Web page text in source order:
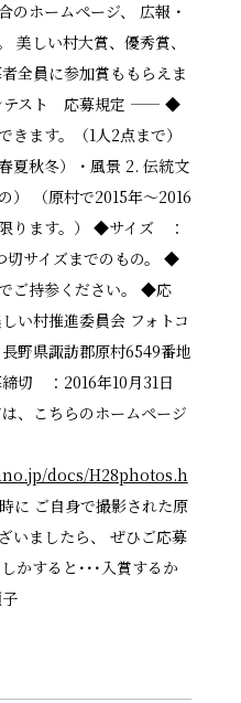
のホームページ、 広報・
美しい村大賞、優秀賞、
全員に参加賞ももらえま
テスト 応募規定 ――――― ◆
ます。（1人2点まで）
秋冬）・風景 2. 伝統文
） （原村で2015年～2016
ります。） ◆サイズ ：
切サイズまでのもの。 ◆
ご持参ください。 ◆応
い村推進委員会 フォトコ
野県諏訪郡原村6549番地
切 ：2016年10月31日
、こちらのホームページ
docs/H28photos.h
に ご自身で撮影された原
いましたら、 ぜひご応募
かすると･･･入賞するか